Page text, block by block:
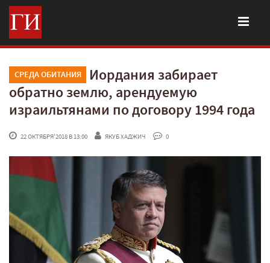
СРЕДА ОБИТАНИЯ
Иордания забирает
обратно землю, арендуемую
израильтянами по договору 1994 года
22 ОКТЯБРЯ'2018 В 13:00 ЯКУБ ХАДЖИЧ 0